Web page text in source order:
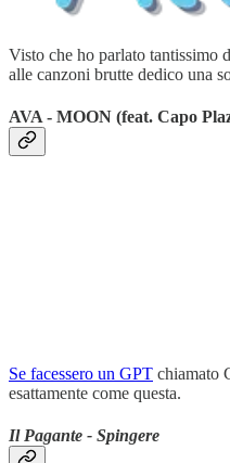
Visto che ho parlato tantissimo
alle canzoni brutte dedico una
AVA - MOON (feat. Capo
Se facessero un GPT chiamato
esattamente come questa.
Il Pagante - Spingere